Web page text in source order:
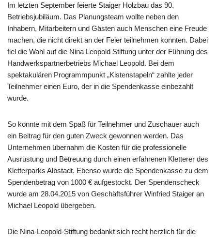
Im letzten September feierte Staiger Holzbau das 90.
Betriebsjubiläum. Das Planungsteam wollte neben den
Inhabern, Mitarbeitern und Gästen auch Menschen eine Freude
machen, die nicht direkt an der Feier teilnehmen konnten. Dabei
fiel die Wahl auf die Nina Leopold Stiftung unter der Führung des
Handwerkspartnerbetriebs Michael Leopold. Bei dem
spektakulären Programmpunkt „Kistenstapeln“ zahlte jeder
Teilnehmer einen Euro, der in die Spendenkasse einbezahlt
wurde.
So konnte mit dem Spaß für Teilnehmer und Zuschauer auch
ein Beitrag für den guten Zweck gewonnen werden. Das
Unternehmen übernahm die Kosten für die professionelle
Ausrüstung und Betreuung durch einen erfahrenen Kletterer des
Kletterparks Albstadt. Ebenso wurde die Spendenkasse zu dem
Spendenbetrag von 1000 € aufgestockt. Der Spendenscheck
wurde am 28.04.2015 von Geschäftsführer Winfried Staiger an
Michael Leopold übergeben.
Die Nina-Leopold-Stiftung bedankt sich recht herzlich für die